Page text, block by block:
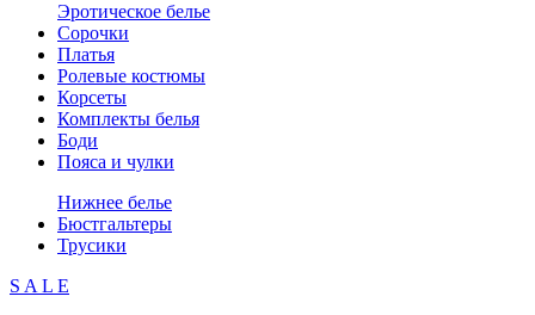
Эротическое белье
Сорочки
Платья
Ролевые костюмы
Корсеты
Комплекты белья
Боди
Пояса и чулки
Нижнее белье
Бюстгальтеры
Трусики
S A L E